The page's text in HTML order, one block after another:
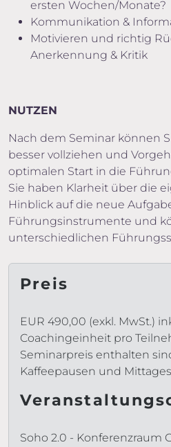
ersten Wochen/Monate?
Kommunikation &
Motivieren und richtig
Anerkennung & Kritik
NUTZEN
Nach dem Seminar können
besser vollziehen und
optimalen Start in die
Sie haben Klarheit über die
Hinblick auf die neue
Führungsinstrumente und
unterschiedlichen
Preis
EUR 490,00 (exkl. MwSt.)
Coachingeinheit pro
Seminarpreis enthalten
Kaffeepausen und
Soho 2.0 - Konferenzraum